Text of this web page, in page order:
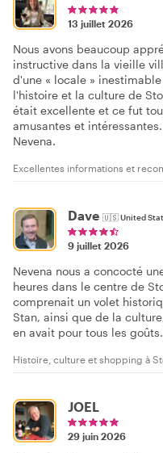
13 juillet 2026
Nous avons beaucoup
instructive dans la vieille
d'une « locale »
l'histoire et la culture de
était excellente et ce fut
amusantes et
Nevena.
Excellentes informations et
Dave 🇺🇸United
9 juillet 2026
Nevena nous a concocté
heures dans le centre de
comprenait un volet
Stan, ainsi que de la
en avait pour tous les
Histoire, culture et shopping à
JOEL
29 juin 2026